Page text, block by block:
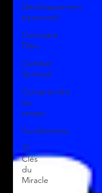
Développement
personnel
Connaitre
Dieu
Combat
Spirituel
Comprendre
les
temps
Fondements
21
Clés
du
Miracle